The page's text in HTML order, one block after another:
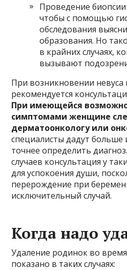
Проведение
чтобы с помощью
обследования
образования. Но
в крайних случаях,
вызывают
При возникновении невуса
рекомендуется
При имеющейся
симптомами женщине
дерматоонкологу или
специалисты дадут
точнее определить
случаев консультация у
для успокоения души,
перерождение при
исключительный случай.
Когда надо
Удаление родинок во
показано в таких случаях: